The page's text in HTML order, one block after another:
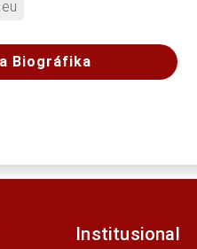
Biográfika
Institusional